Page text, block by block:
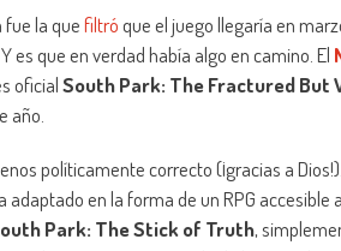
la quefiltróque el juego llegaría en
es que en verdad había algo en camino. El
oficialSouth Park: The Fractured But
año.
políticamente correcto (¡gracias a
adaptado en la forma de un RPG
Park: The Stick of Truth,